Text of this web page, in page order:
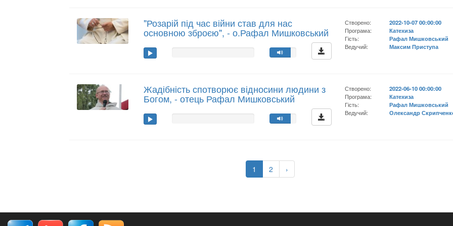
"Розарій під час війни став для нас
основною зброєю", - о.Рафал Мишковський
Створено:
2022-10-07 00:00:00
Програма:
Катехиза
Гість:
Рафал Мишковський
Ведучий:
Максим Приступа
Жадібність спотворює відносини людини з
Богом, - отець Рафал Мишковський
Створено:
2022-06-10 00:00:00
Програма:
Катехиза
Гість:
Рафал Мишковський
Ведучий:
Олександр
1 2 ›